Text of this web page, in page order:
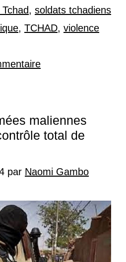
, soldats tchadiens
, TCHAD, violence
maliennes
total de
par Naomi Gambo